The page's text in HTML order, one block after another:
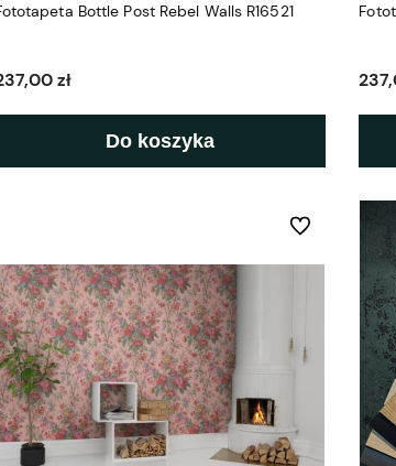
Bottle Post Rebel Walls R16521
zł
Do koszyka
Do ulubionych